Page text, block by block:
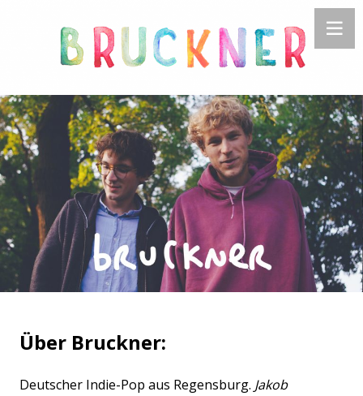
Über Bruckner:
Deutscher Indie-Pop aus Regensburg. Jakob